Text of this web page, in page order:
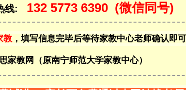
线: 132 5773 6390(微信同号)
教 ，填写信息完毕后等待家教中心老师确认即可
家教网（原南宁师范大学家教中心）